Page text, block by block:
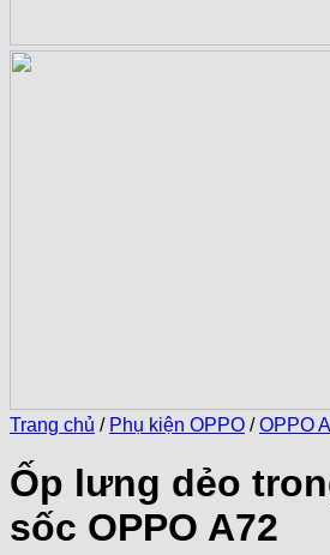
Trang chủ / Phụ kiện OPPO / OPPO
Ốp lưng dẻo
sốc OPPO A72